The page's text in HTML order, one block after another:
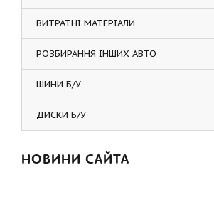
ВИТРАТНІ МАТЕРІАЛИ
РОЗБИРАННЯ ІНШИХ АВТО
ШИНИ Б/У
ДИСКИ Б/У
НОВИНИ САЙТА